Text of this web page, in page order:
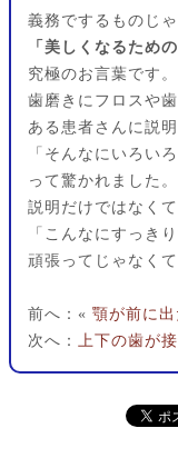
義務でするものじ
「美しくなるための
究極のお言葉です。
歯磨きにフロスや
ある患者さんに説明
「そんなにいろいろ
って驚かれました。
説明だけではなく
「こんなにすっき
頑張ってじゃなく
前へ：« 顎が前に
次へ： 上下の歯が